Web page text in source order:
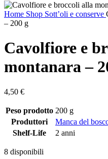
Home Shop Sott’oli e conserve
– 200 g
Cavolfiore e
montanara –
4,50 €
Peso prodotto 200 g
Produttori
Manca del
Shelf-Life
2 anni
8 disponibili